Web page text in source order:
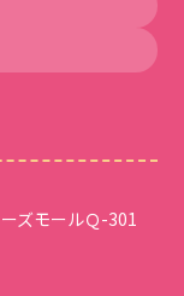
ズモールＱ-301